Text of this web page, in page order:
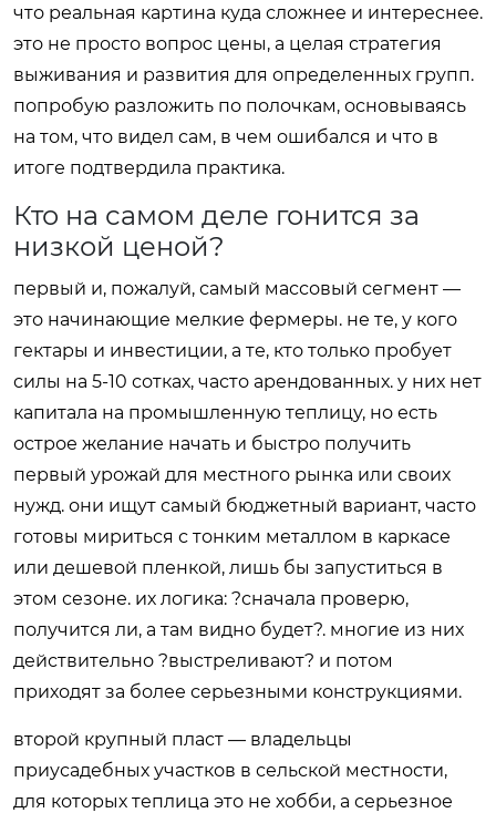
что реальная картина куда сложнее и интереснее.
это не просто вопрос цены, а целая стратегия
выживания и развития для определенных групп.
попробую разложить по полочкам, основываясь
на том, что видел сам, в чем ошибался и что в
итоге подтвердила практика.
Кто на самом деле гонится за
низкой ценой?
первый и, пожалуй, самый массовый сегмент —
это начинающие мелкие фермеры. не те, у кого
гектары и инвестиции, а те, кто только пробует
силы на 5-10 сотках, часто арендованных. у них нет
капитала на промышленную теплицу, но есть
острое желание начать и быстро получить
первый урожай для местного рынка или своих
нужд. они ищут самый бюджетный вариант, часто
готовы мириться с тонким металлом в каркасе
или дешевой пленкой, лишь бы запуститься в
этом сезоне. их логика: ?сначала проверю,
получится ли, а там видно будет?. многие из них
действительно ?выстреливают? и потом
приходят за более серьезными конструкциями.
второй крупный пласт — владельцы
приусадебных участков в сельской местности,
для которых теплица это не хобби, а серьезное